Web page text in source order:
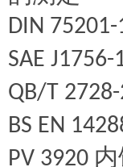
DIN
SAE
QB/T
BS EN
PV 3920